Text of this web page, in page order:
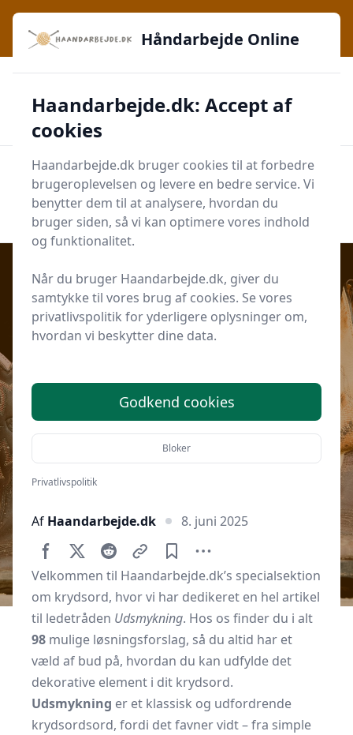
Håndarbejde Online - Inspiration, teknikker og fællesskab -
lige ved hånden
Shopping med sikkerhed ✔️ Altid de bedste priser
Mærker i høj kvalitet
Start søgning
Start søgning
Udgivet iHygge
Udsmykning Krydsord
Af Haandarbejde.dk 8. juni 2025
Velkommen til Haandarbejde.dk’s specialsektion
om krydsord, hvor vi har dedikeret en hel artikel
til ledetråden Udsmykning. Hos os finder du i alt
98 mulige løsningsforslag, så du altid har et
væld af bud på, hvordan du kan udfylde det
dekorative element i dit krydsord.
Udsmykning er et klassisk og udfordrende
krydsordsord, fordi det favner vidt – fra simple
Håndarbejde Online
Haandarbejde.dk: Accept af
cookies
Haandarbejde.dk bruger cookies til at forbedre
brugeroplevelsen og levere en bedre service. Vi
benytter dem til at analysere, hvordan du
bruger siden, så vi kan optimere vores indhold
og funktionalitet.
Når du bruger Haandarbejde.dk, giver du
samtykke til vores brug af cookies. Se vores
privatlivspolitik for yderligere oplysninger om,
hvordan vi beskytter dine data.
Godkend cookies
Bloker
Privatlivspolitik